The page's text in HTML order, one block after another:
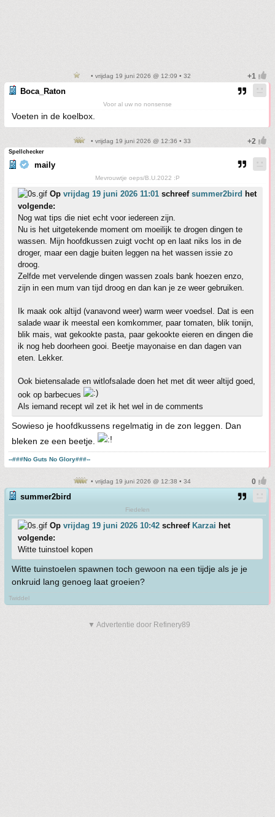
• vrijdag 19 juni 2026 @ 12:09 • 32
Boca_Raton
Voor al uw no nonsense
Voeten in de koelbox.
• vrijdag 19 juni 2026 @ 12:36 • 33
Spellchecker
maily
Mevrouwtje oeps/B.U.2022 :P
Op vrijdag 19 juni 2026 11:01 schreef summer2bird het
volgende:
Nog wat tips die niet echt voor iedereen zijn.
Nu is het uitgetekende moment om moeilijk te drogen dingen te
wassen. Mijn hoofdkussen zuigt vocht op en laat niks los in de
droger, maar een dagje buiten leggen na het wassen issie zo
droog.
Zelfde met vervelende dingen wassen zoals bank hoezen enzo,
zijn in een mum van tijd droog en dan kan je ze weer gebruiken.
Ik maak ook altijd (vanavond weer) warm weer voedsel. Dat is een
salade waar ik meestal een komkommer, paar tomaten, blik tonijn,
blik mais, wat gekookte pasta, paar gekookte eieren en dingen die
ik nog heb doorheen gooi. Beetje mayonaise en dan dagen van
eten. Lekker.
Ook bietensalade en witlofsalade doen het met dit weer altijd goed,
ook op barbecues
Als iemand recept wil zet ik het wel in de comments
Sowieso je hoofdkussens regelmatig in de zon leggen. Dan
bleken ze een beetje.
--###No Guts No Glory###--
• vrijdag 19 juni 2026 @ 12:38 • 34
summer2bird
Fiedelen
Op vrijdag 19 juni 2026 10:42 schreef Karzai het
volgende:
Witte tuinstoel kopen
Witte tuinstoelen spawnen toch gewoon na een tijdje als je je
onkruid lang genoeg laat groeien?
Twiddel
▼ Advertentie door Refinery89